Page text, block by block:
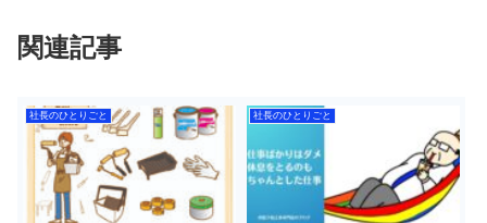
関連記事
社長のひとりごと 社長のひとりごと